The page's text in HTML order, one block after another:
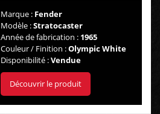
Marque : Fender
Modèle :Stratocaster
Année de fabrication : 1965
Couleur / Finition :Olympic White
Disponibilité :Vendue
Découvrir le produit